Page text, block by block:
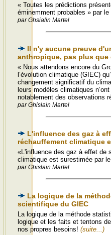
« Toutes les prédictions
éminemment probables » par le
par Ghsialin Martel
Il n'y aucune preuve
anthropique, pas plus
« Nous attendons encore du
l’évolution climatique (GIEC)
changement significatif du
leurs modèles climatiques
notablement des observations
par Ghislain Martel
L'influence des gaz à
réchauffement climatique
«L'influence des gaz à effet de
climatique est surestimée par
par Ghislain Martel
La logique de la
scientifique du GIEC
La logique de la méthode
logique et les faits et tentons
nos propres besoins! (suite...)